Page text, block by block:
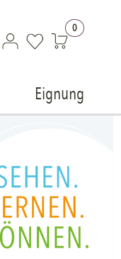
0
Eignung